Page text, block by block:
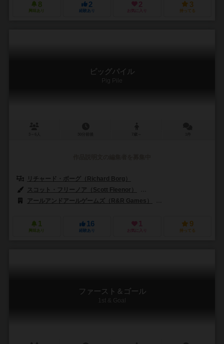
8
興味あり
2
経験あり
2
お気に入り
3
持ってる
ピッグパイル
Pig Pile
リチャード・ボーグ（Richard Borg）
スコット・フリーノア（Scott Fleenor）
アールアンドアールゲームズ（R&R Games）
1
興味あり
16
経験あり
1
お気に入り
9
持ってる
ファースト＆ゴール
1st & Goal